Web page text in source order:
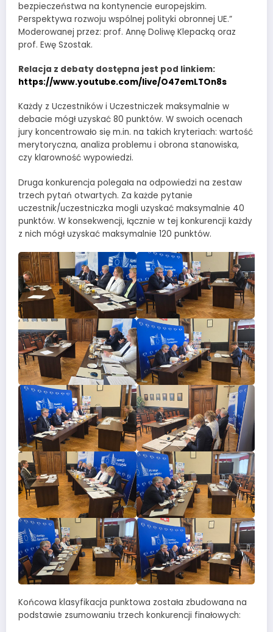
bezpieczeństwa na kontynencie europejskim.
Perspektywa rozwoju wspólnej polityki obronnej UE.”
Moderowanej przez: prof. Annę Doliwę Klepacką oraz
prof. Ewę Szostak.
Relacja z debaty dostępna jest pod linkiem:
https://www.youtube.com/live/O47emLTOn8s
Każdy z Uczestników i Uczestniczek maksymalnie w
debacie mógł uzyskać 80 punktów. W swoich ocenach
jury koncentrowało się m.in. na takich kryteriach: wartość
merytoryczna, analiza problemu i obrona stanowiska,
czy klarowność wypowiedzi.
Druga konkurencja polegała na odpowiedzi na zestaw
trzech pytań otwartych. Za każde pytanie
uczestnik/uczestniczka mogli uzyskać maksymalnie 40
punktów. W konsekwencji, łącznie w tej konkurencji każdy
z nich mógł uzyskać maksymalnie 120 punktów.
Końcowa klasyfikacja punktowa została zbudowana na
podstawie zsumowaniu trzech konkurencji finałowych: